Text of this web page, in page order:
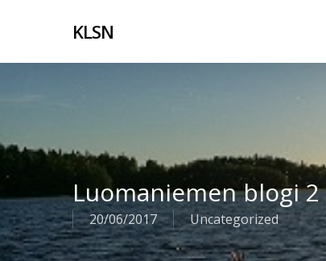
KLSN
Luomaniemen blogi 2
20/06/2017 Uncategorized